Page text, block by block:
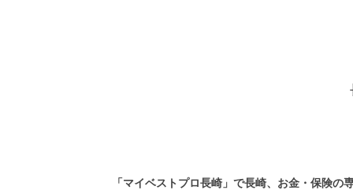
「マイベストプロ長崎」で長崎、お金・保険の